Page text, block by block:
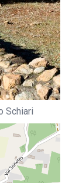
Schiari